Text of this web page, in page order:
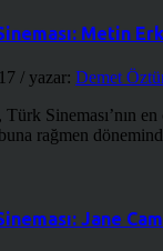
Metin
/ yazar: Demet
Sineması’nın en
rağmen
Jane